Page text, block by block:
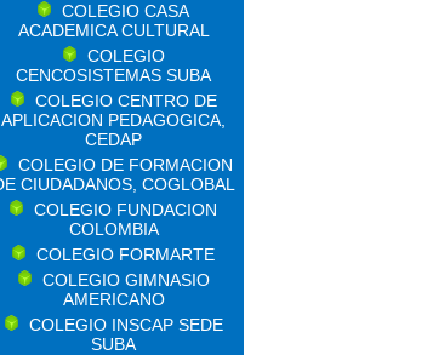
COLEGIO CASA
ACADEMICA CULTURAL
COLEGIO
CENCOSISTEMAS SUBA
COLEGIO CENTRO DE
APLICACION PEDAGOGICA,
CEDAP
COLEGIO DE FORMACION
CIUDADANOS, COGLOBAL
COLEGIO FUNDACION
COLOMBIA
COLEGIO FORMARTE
COLEGIO GIMNASIO
AMERICANO
COLEGIO INSCAP SEDE
SUBA